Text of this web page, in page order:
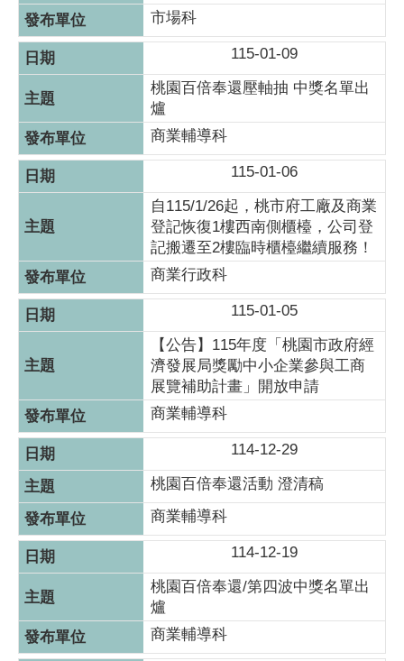
市場科
115-01-09
桃園百倍奉還壓軸抽 中獎名單出
爐
商業輔導科
115-01-06
自115/1/26起，桃市府工廠及商業
登記恢復1樓西南側櫃檯，公司登
記搬遷至2樓臨時櫃檯繼續服務！
商業行政科
115-01-05
【公告】115年度「桃園市政府經
濟發展局獎勵中小企業參與工商
展覽補助計畫」開放申請
商業輔導科
114-12-29
桃園百倍奉還活動 澄清稿
商業輔導科
114-12-19
桃園百倍奉還/第四波中獎名單出
爐
商業輔導科